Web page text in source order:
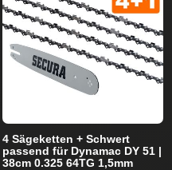
4 Sägeketten + Schwert
passend für Dynamac DY 51 |
38cm 0.325 64TG 1,5mm